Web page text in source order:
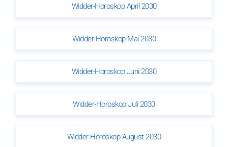
Widder-Horoskop April 2030
Widder-Horoskop Mai 2030
Widder-Horoskop Juni 2030
Widder-Horoskop Juli 2030
Widder-Horoskop August 2030